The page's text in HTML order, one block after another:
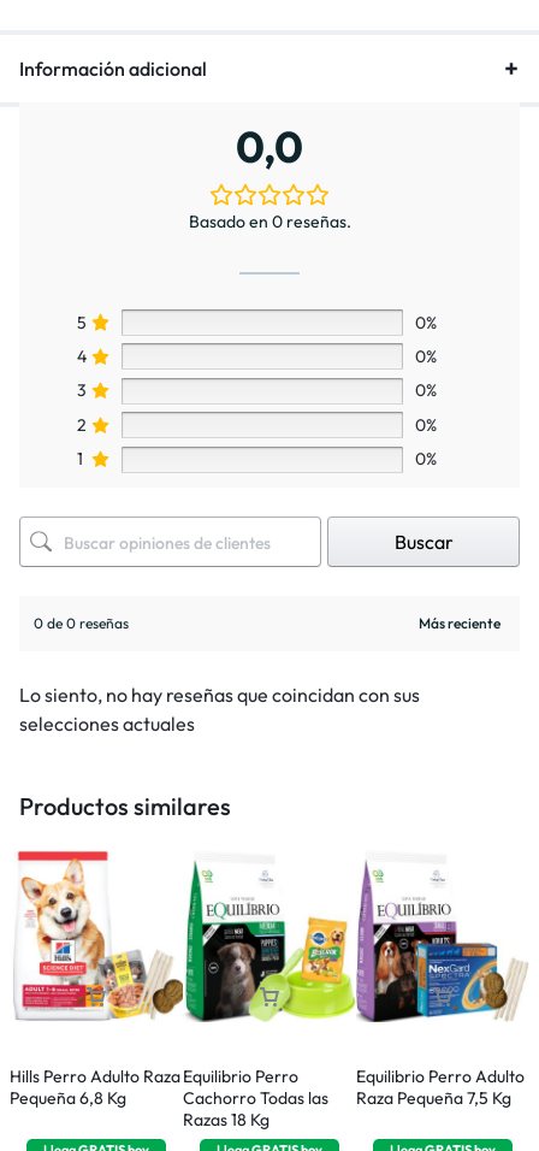
Información adicional
0,0
Basado en 0 reseñas.
5
0%
4
0%
3
0%
2
0%
1
0%
Buscar
0 de 0 reseñas
Lo siento, no hay reseñas que coincidan con sus
selecciones actuales
Productos similares
Hills Perro Adulto Raza
Pequeña 6,8 Kg
Equilibrio Perro
Cachorro Todas las
Razas 18 Kg
Equilibrio Perro Adulto
Raza Pequeña 7,5 Kg